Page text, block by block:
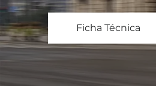
Ficha Técnica